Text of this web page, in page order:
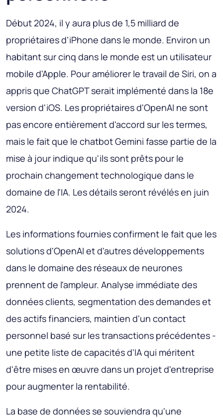
Début 2024, il y aura plus de 1,5 milliard de
propriétaires d’iPhone dans le monde. Environ un
habitant sur cinq dans le monde est un utilisateur
mobile d'Apple. Pour améliorer le travail de Siri, on a
appris que ChatGPT serait implémenté dans la 18e
version d'iOS. Les propriétaires d'OpenAI ne sont
pas encore entièrement d'accord sur les termes,
mais le fait que le chatbot Gemini fasse partie de la
mise à jour indique qu'ils sont prêts pour le
prochain changement technologique dans le
domaine de l'IA. Les détails seront révélés en juin
2024.
Les informations fournies confirment le fait que les
solutions d'OpenAI et d'autres développements
dans le domaine des réseaux de neurones
prennent de l'ampleur. Analyse immédiate des
données clients, segmentation des demandes et
des actifs financiers, maintien d'un contact
personnel basé sur les transactions précédentes -
une petite liste de capacités d'IA qui méritent
d'être mises en œuvre dans un projet d'entreprise
pour augmenter la rentabilité.
La base de données se souviendra qu'une